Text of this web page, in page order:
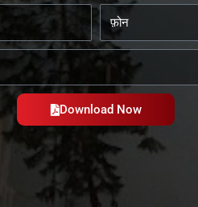
फ़ो
Download Now